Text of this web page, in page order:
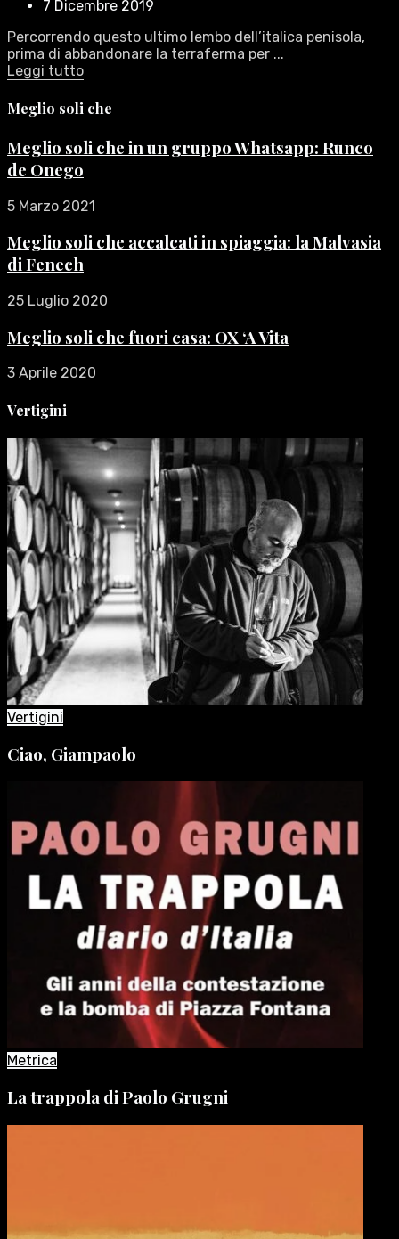
7 Dicembre 2019
Percorrendo questo ultimo lembo dell’italica penisola,
prima di abbandonare la terraferma per ...
Leggi tutto
Meglio soli che
Meglio soli che in un gruppo Whatsapp: Runco
de Onego
5 Marzo 2021
Meglio soli che accalcati in spiaggia: la Malvasia
di Fenech
25 Luglio 2020
Meglio soli che fuori casa: OX ‘A Vita
3 Aprile 2020
Vertigini
Vertigini
Ciao, Giampaolo
Metrica
La trappola di Paolo Grugni